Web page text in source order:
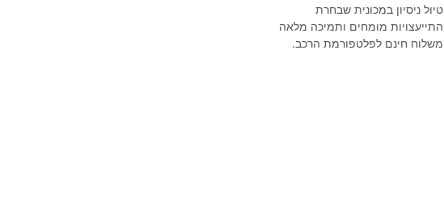
טיול ניסיון במכונית שבחרת
התייעצויות מומחים ותמיכה מלאה
משלוח חינם לפלטפורמת הרכב.